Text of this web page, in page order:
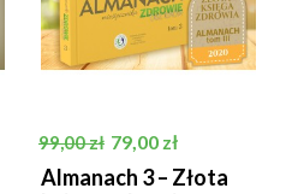
Cena podstawowa
99,00 zł Cena
79,00 zł
Almanach 3 – Złota